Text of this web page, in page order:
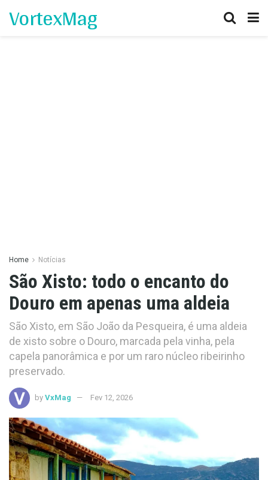
VortexMag
Home Notícias
São Xisto: todo o encanto do
Douro em apenas uma aldeia
São Xisto, em São João da Pesqueira, é uma aldeia
de xisto sobre o Douro, marcada pela vinha, pela
capela panorâmica e por um raro núcleo ribeirinho
preservado.
by VxMag Fev 12, 2026